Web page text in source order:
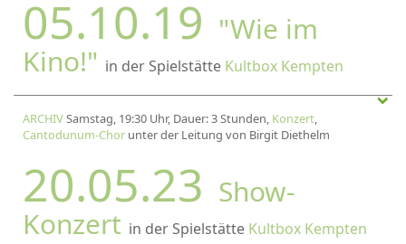
05.10.19 "Wie im
Kino!" in der Spielstätte Kultbox Kempten
ARCHIVSamstag, 19:30 Uhr, Dauer: 3 Stunden, Konzert,
Cantodunum-Chor unter der Leitung von Birgit Diethelm
20.05.23 Show-
Konzert in der Spielstätte Kultbox Kempten